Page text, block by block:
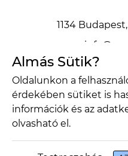
1134
Almás Sütik?
Oldalunkon a
érdekében sütiket is
információk és az
olvasható el.